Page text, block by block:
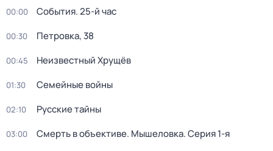
00:00 События. 25-й час
00:30 Петровка, 38
00:45 Неизвестный Хрущёв
01:30 Семейные войны
02:10 Русские тайны
03:00 Смерть в объективе. Мышеловка. Серия 1-я